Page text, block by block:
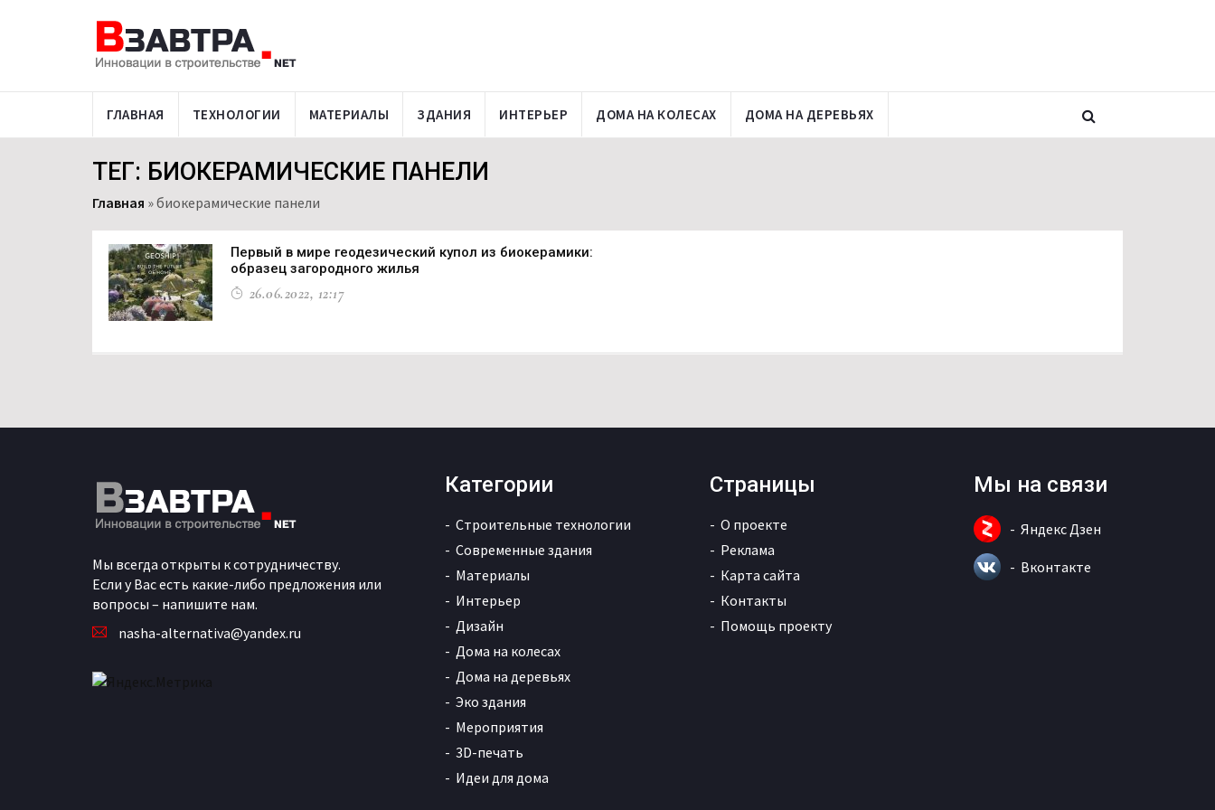
ГЛАВНАЯ ТЕХНОЛОГИИ МАТЕРИАЛЫ ЗДАНИЯ ИНТЕРЬЕР ДОМА НА КОЛЕСАХ ДОМА НА ДЕРЕВЬЯХ
ТЕГ: БИОКЕРАМИЧЕСКИЕ ПАНЕЛИ
Главная »биокерамические панели
Первый в мире геодезический купол из биокерамики:
образец загородного жилья
26.06.2022, 12:17
Мы всегда открыты к сотрудничеству.
Если у Вас есть какие-либо предложения или
вопросы – напишите нам.
nasha-alternativa@yandex.ru
Категории
Строительные технологии
Современные здания
Материалы
Интерьер
Дизайн
Дома на колесах
Дома на деревьях
Эко здания
Мероприятия
3D-печать
Идеи для дома
Страницы
О проекте
Реклама
Карта сайта
Контакты
Помощь проекту
Мы на связи
Яндекс Дзен
Вконтакте